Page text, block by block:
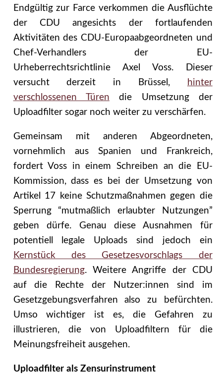
Endgültig zur Farce verkommen die Ausflüchte
der CDU angesichts der fortlaufenden
Aktivitäten des CDU-Europaabgeordneten und
Chef-Verhandlers der EU-
Urheberrechtsrichtlinie Axel Voss. Dieser
versucht derzeit in Brüssel,
hinter
verschlossenen Türen die Umsetzung der
Uploadfilter sogar noch weiter zu verschärfen.
Gemeinsam mit anderen Abgeordneten,
vornehmlich aus Spanien und Frankreich,
fordert Voss in einem Schreiben an die EU-
Kommission, dass es bei der Umsetzung von
Artikel 17 keine Schutzmaßnahmen gegen die
Sperrung “mutmaßlich erlaubter Nutzungen”
geben dürfe. Genau diese Ausnahmen für
potentiell legale Uploads sind jedoch ein
Kernstück des Gesetzesvorschlags der
Bundesregierung. Weitere Angriffe der CDU
auf die Rechte der Nutzer:innen sind im
Gesetzgebungsverfahren also zu befürchten.
Umso wichtiger ist es, die Gefahren zu
illustrieren, die von Uploadfiltern für die
Meinungsfreiheit ausgehen.
Uploadfilter als Zensurinstrument